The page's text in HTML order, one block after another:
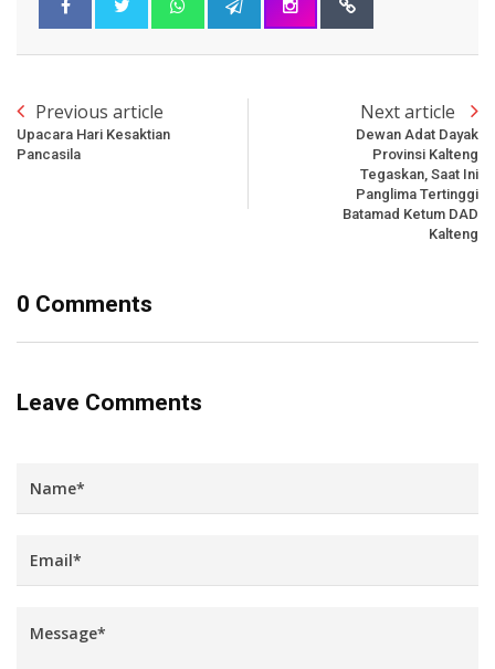
Previous article
Upacara Hari Kesaktian
Pancasila
Next article
Dewan Adat Dayak
Provinsi Kalteng
Tegaskan, Saat Ini
Panglima Tertinggi
Batamad Ketum DAD
Kalteng
0 Comments
Leave Comments